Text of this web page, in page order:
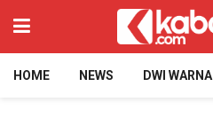
HOME NEWS DWI WARNA